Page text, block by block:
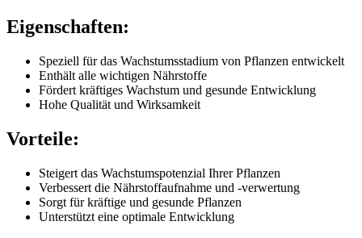
Eigenschaften:
Speziell für das Wachstumsstadium von Pflanzen entwickelt
Enthält alle wichtigen Nährstoffe
Fördert kräftiges Wachstum und gesunde Entwicklung
Hohe Qualität und Wirksamkeit
Vorteile:
Steigert das Wachstumspotenzial Ihrer Pflanzen
Verbessert die Nährstoffaufnahme und -verwertung
Sorgt für kräftige und gesunde Pflanzen
Unterstützt eine optimale Entwicklung